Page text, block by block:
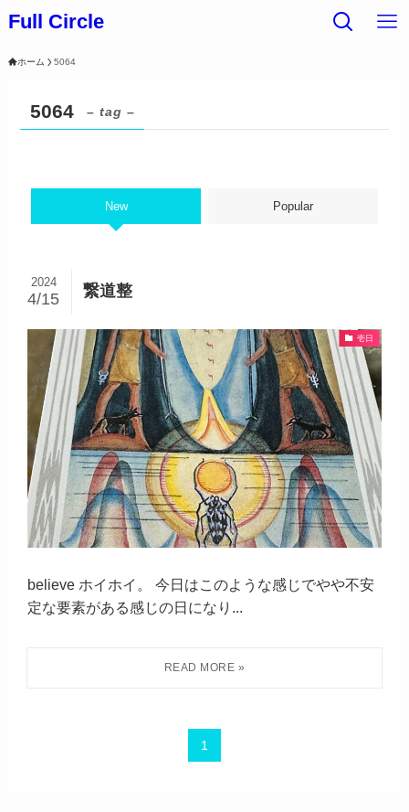
Full Circle
ホーム 5064
5064 – tag –
New Popular
繋道整
2024
4/15
壱日
believe ホイホイ。 今日はこのような感じでやや不安
定な要素がある感じの日になり...
1